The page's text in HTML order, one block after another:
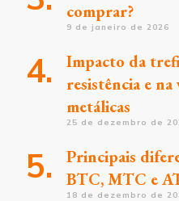
comprar?
9 de janeiro de 2026
Impacto da
resistência e
metálicas
25 de dezembro de
Principais
BTC, MTC e
18 de dezembro de